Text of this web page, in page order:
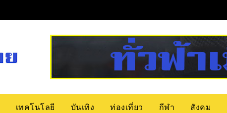
เทคโนโลยี บันเทิง ท่องเที่ยว กีฬา สังคม